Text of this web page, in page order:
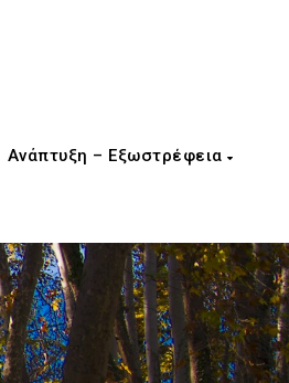
Ανάπτυξη – Εξωστρέφεια